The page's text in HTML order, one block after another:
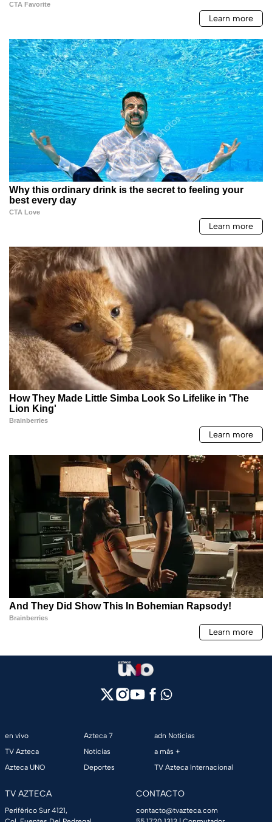
en vivo
TV Azteca
Azteca UNO
Azteca 7
Noticias
Deportes
adn Noticias
a más +
TV Azteca Internacional
TV AZTECA
Periférico Sur 4121,
CONTACTO
contacto@tvazteca.com